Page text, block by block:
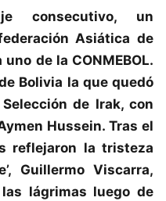
consecutivo, un
Asiática de
de la CONMEBOL.
Bolivia la que quedó
de Irak, con
Hussein. Tras el
reflejaron la tristeza
Guillermo Viscarra,
lágrimas luego de